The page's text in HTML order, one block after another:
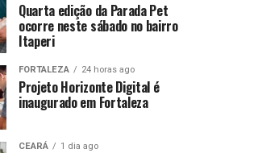
Quarta edição da Parada Pet
ocorre neste sábado no bairro
Itaperi
FORTALEZA 24 horas ago
Projeto Horizonte Digital é
inaugurado em Fortaleza
CEARÁ 1 dia ago